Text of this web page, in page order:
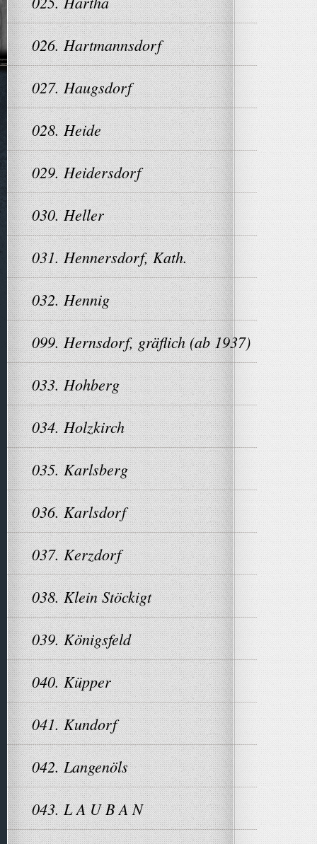
026. Hartmannsdorf
027. Haugsdorf
028. Heide
029. Heidersdorf
030. Heller
031. Hennersdorf, Kath.
032. Hennig
099. Hernsdorf, gräflich (ab 1937)
033. Hohberg
034. Holzkirch
035. Karlsberg
036. Karlsdorf
037. Kerzdorf
038. Klein Stöckigt
039. Königsfeld
040. Küpper
041. Kundorf
042. Langenöls
043. L A U B A N